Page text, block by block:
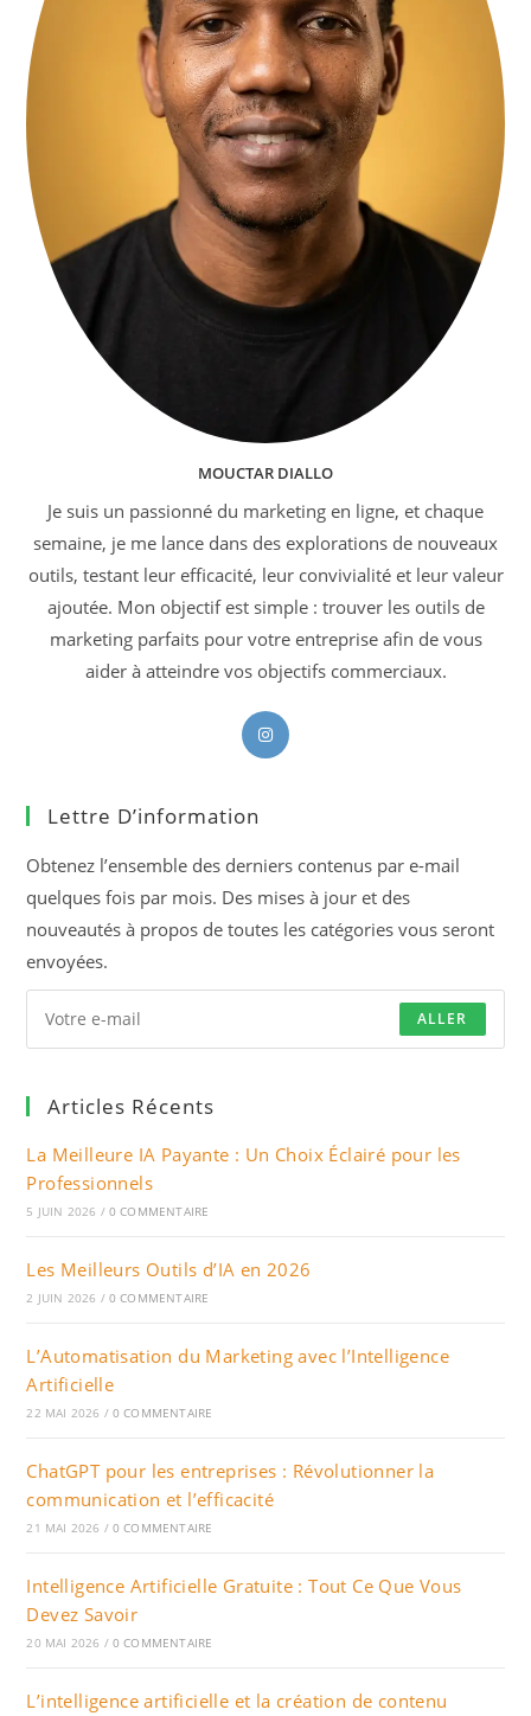
MOUCTAR DIALLO
Je suis un passionné du marketing en ligne, et chaque
semaine, je me lance dans des explorations de nouveaux
outils, testant leur efficacité, leur convivialité et leur valeur
ajoutée. Mon objectif est simple : trouver les outils de
marketing parfaits pour votre entreprise afin de vous
aider à atteindre vos objectifs commerciaux.
S’ouvre
Lettre D’information
Obtenez l’ensemble des derniers contenus par e-mail
quelques fois par mois. Des mises à jour et des
nouveautés à propos de toutes les catégories vous seront
envoyées.
ALLER
Articles Récents
La Meilleure IA Payante : Un Choix Éclairé pour les
Professionnels
5 JUIN 2026 / 0 COMMENTAIRE
Les Meilleurs Outils d’IA en 2026
2 JUIN 2026 / 0 COMMENTAIRE
L’Automatisation du Marketing avec l’Intelligence
Artificielle
22 MAI 2026 / 0 COMMENTAIRE
ChatGPT pour les entreprises : Révolutionner la
communication et l’efficacité
21 MAI 2026 / 0 COMMENTAIRE
Intelligence Artificielle Gratuite : Tout Ce Que Vous
Devez Savoir
20 MAI 2026 / 0 COMMENTAIRE
L’intelligence artificielle et la création de contenu